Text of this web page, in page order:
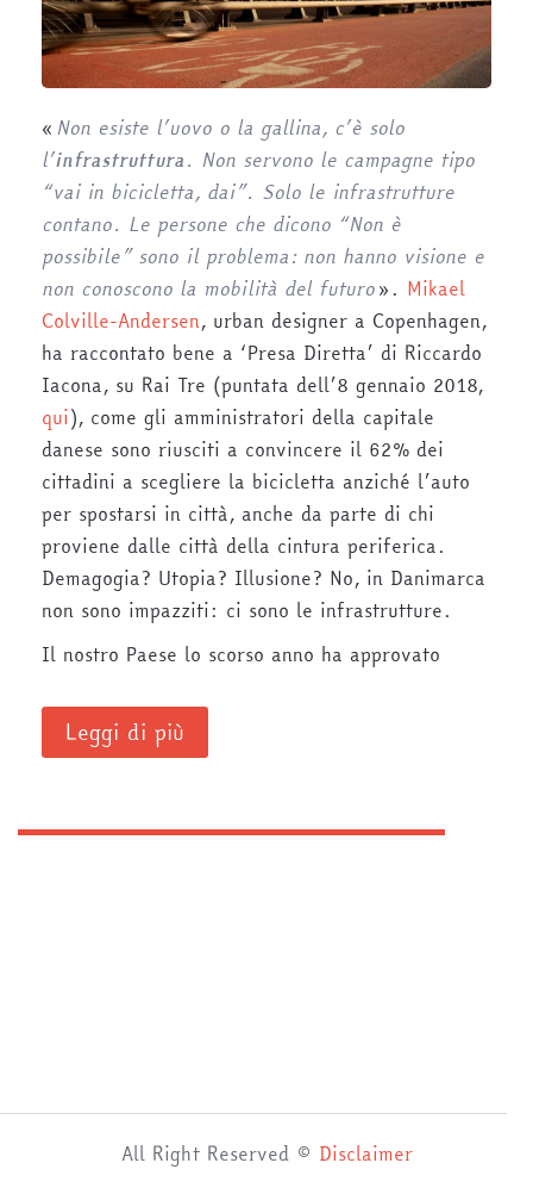
« Non esiste l’uovo o la gallina, c’è solo
l’infrastruttura. Non servono le campagne tipo
“vai in bicicletta, dai”. Solo le infrastrutture
contano. Le persone che dicono “Non è
possibile” sono il problema: non hanno visione e
non conoscono la mobilità del futuro». Mikael
Colville-Andersen, urban designer a Copenhagen,
ha raccontato bene a ‘Presa Diretta’ di Riccardo
Iacona, su Rai Tre (puntata dell’8 gennaio 2018,
qui), come gli amministratori della capitale
danese sono riusciti a convincere il 62% dei
cittadini a scegliere la bicicletta anziché l’auto
per spostarsi in città, anche da parte di chi
proviene dalle città della cintura periferica.
Demagogia? Utopia? Illusione? No, in Danimarca
non sono impazziti: ci sono le infrastrutture.
Il nostro Paese lo scorso anno ha approvato
Leggi di più
All Right Reserved © Disclaimer